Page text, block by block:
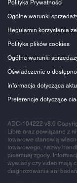
Polityka Prywatności
Ogólne warunki
Regulamin korzystania
Polityka plików cookies
Ogólne warunki
Oświadczenie o
Informacja dotycząca
Preferencje dotyczące
ADC-104222 v8.0
Libre oraz powiązane z
towarowe stanowią
towarowego, nazwy
pisemnej zgody.
wywiady czy video mają
diagnozowania ani